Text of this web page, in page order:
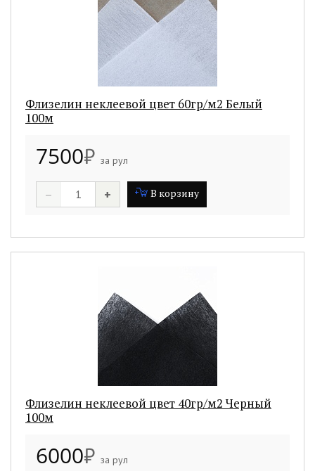
Флизелин неклеевой цвет 60гр/м2 Белый
100м
7500₽ за рул
– + В корзину
Флизелин неклеевой цвет 40гр/м2 Черный
100м
6000₽ за рул